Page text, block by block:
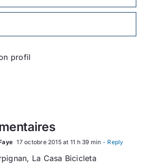
17 octobre 2015 at 11 h 39 min - Reply
La Casa Bicicleta
profil